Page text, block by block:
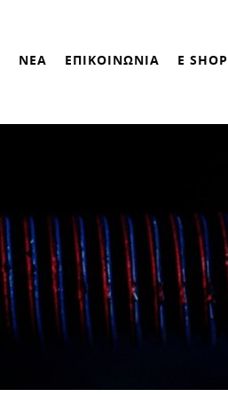
ΝΕΑ ΕΠΙΚΟΙΝΩΝΙΑ E SHOP